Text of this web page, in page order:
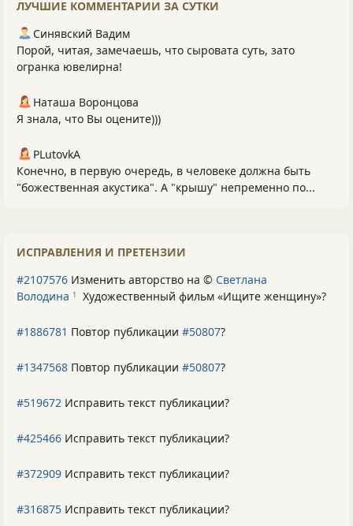
ЛУЧШИЕ КОММЕНТАРИИ ЗА СУТКИ
Синявский Вадим
Порой, читая, замечаешь, что сыровата суть, зато
огранка ювелирна!
Наташа Воронцова
Я знала, что Вы оцените)))
PLutоvkА
Конечно, в первую очередь, в человеке должна быть
"божественная акустика". А "крышу" непременно по...
ИСПРАВЛЕНИЯ И ПРЕТЕНЗИИ
#2107576 Изменить авторство на © Светлана
Володина 1 Художественный фильм «Ищите женщину»?
#1886781 Повтор публикации #50807?
#1347568 Повтор публикации #50807?
#519672 Исправить текст публикации?
#425466 Исправить текст публикации?
#372909 Исправить текст публикации?
#316875 Исправить текст публикации?